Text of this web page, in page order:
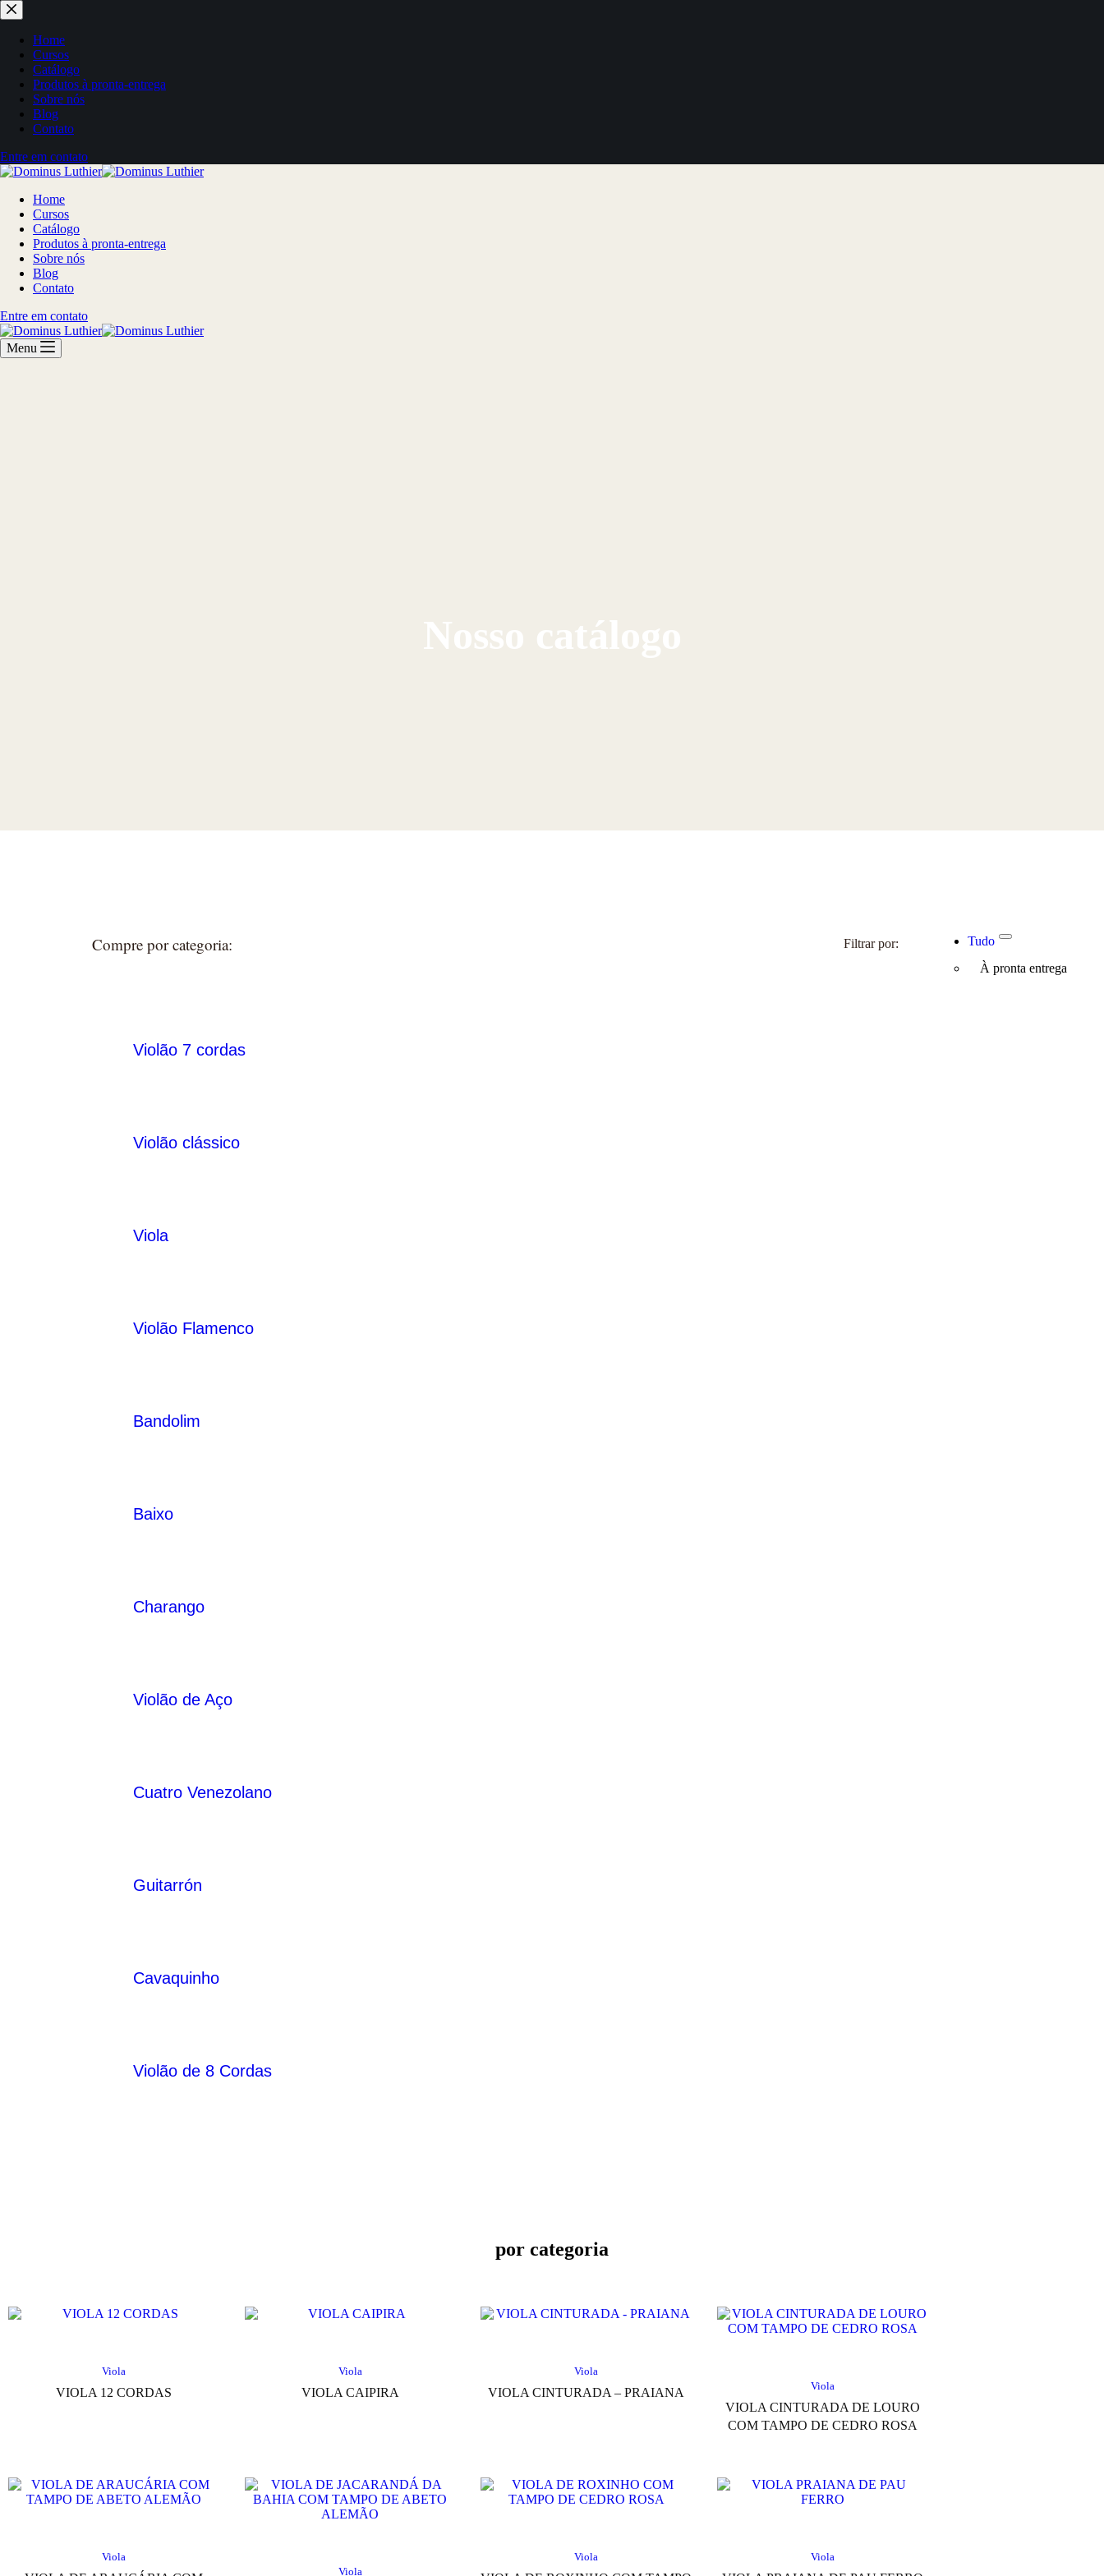
Home
Cursos
Catálogo
Produtos à pronta-entrega
Sobre nós
Blog
Contato
Entre em contato
Home
Cursos
Catálogo
Produtos à pronta-entrega
Sobre nós
Blog
Contato
Entre em contato
Menu
Nosso catálogo
Compre por categoria: Filtrar por:
Tudo
À pronta entrega
Violão 7 cordas
Violão clássico
Viola
Violão Flamenco
Bandolim
Baixo
Charango
Violão de Aço
Cuatro Venezolano
Guitarrón
Cavaquinho
Violão de 8 Cordas
por categoria
Viola
VIOLA 12 CORDAS
Viola
VIOLA CAIPIRA
Viola
VIOLA CINTURADA – PRAIANA Viola
VIOLA CINTURADA DE LOURO
COM TAMPO DE CEDRO ROSA
Viola
Viola
Viola Viola